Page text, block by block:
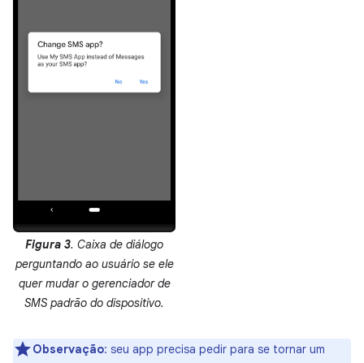
Figura 3. Caixa de diálogo
perguntando ao usuário se ele
quer mudar o gerenciador de
SMS padrão do dispositivo.
Observação: seu app precisa pedir para se tornar um